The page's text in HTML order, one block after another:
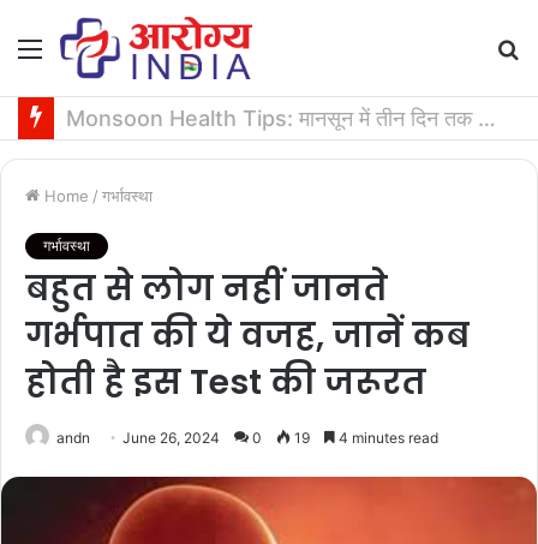
Menu
पेट से जुड़ी समस्या बन न जाए कोलोरेक्टल कैंसर की वजह, जान लीजिए टेस्ट कराने का समय
Home / गर्भावस्था
गर्भावस्था
बहुत से लोग नहीं जानते
गर्भपात की ये वजह, जानें कब
होती है इस Test की जरूरत
andn June 26, 2024 0 19 4 minutes read